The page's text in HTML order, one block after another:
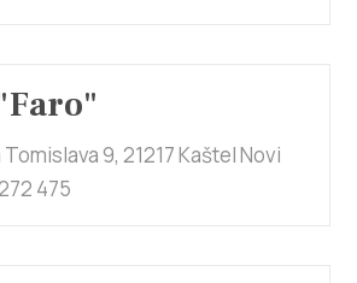
9, 21217 Kaštel Novi
475